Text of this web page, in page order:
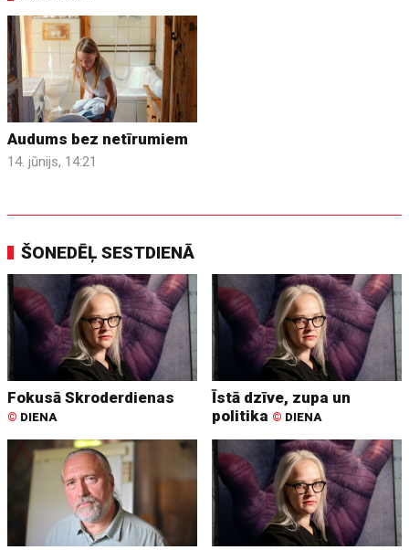
Audums bez netīrumiem
14. jūnijs, 14:21
ŠONEDĒĻ SESTDIENĀ
Fokusā Skroderdienas
© DIENA
Īstā dzīve, zupa un
politika © DIENA